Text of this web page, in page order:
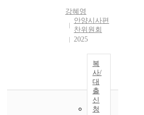
강혜영
안양시사편
찬위원회
2025
복
사/
대
출
신
청